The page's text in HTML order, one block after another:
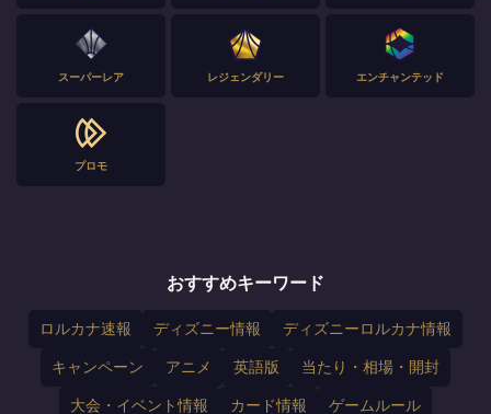
スーパーレア レジェンダリー エンチャンテッド
プロモ
おすすめキーワード
ロルカナ速報 ディズニー情報 ディズニーロルカナ情報
キャンペーン アニメ 英語版 当たり・相場・開封
大会・イベント情報 カード情報 ゲームルール